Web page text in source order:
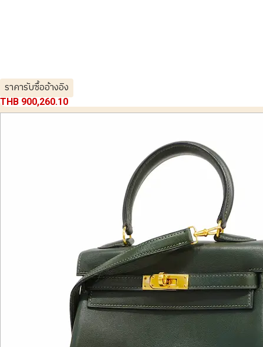
ราคารับซื้ออ้างอิง
THB 900,260.10